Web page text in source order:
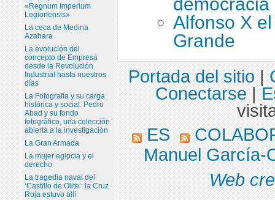
democracia
Alfonso X
Grande
«Regnum Imperium
Legionensis»
La ceca de Medina
Azahara
La evolución del
concepto de Empresa
desde la Revolución
Industrial hasta nuestros
días
La Fotografía y su carga
histórica y social. Pedro
Abad y su fondo
fotográfico, una colección
abierta a la investigación
La Gran Armada
La mujer egipcia y el
derecho
La tragedia naval del
‘Castillo de Olite’: la Cruz
Roja estuvo allí
Portada del sitio|
Conectarse|
ES
Manuel García-
Web